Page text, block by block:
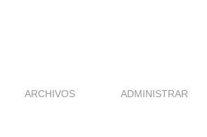
ARCHIVOS ADMINISTRAR